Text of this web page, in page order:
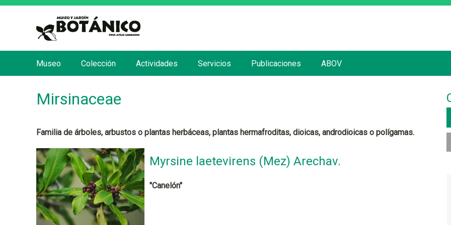
Mirsinaceae
Familia de árboles, arbustos o plantas herbáceas, plantas hermafroditas, dioicas, androdioicas o polígamas.
Myrsine laetevirens (Mez) Arechav.
"Canelón"
n
p
i
n
c
i
p
Museo Colección Actividades Servicios Publicaciones ABOV